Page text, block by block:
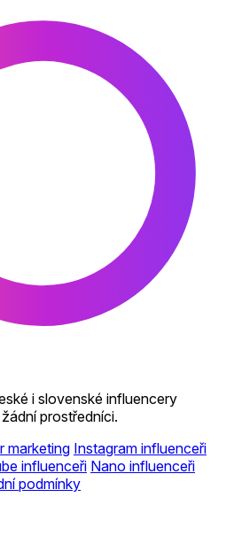
i slovenské influencery
prostředníci.
marketing Instagram influenceři
influenceři Nano influenceři
podmínky